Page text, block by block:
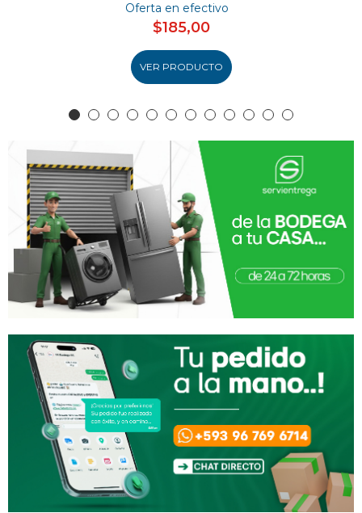
Oferta en efectivo
$185,00
VER PRODUCTO